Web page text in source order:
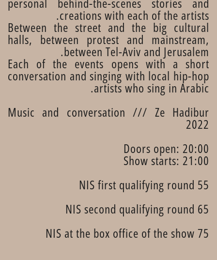
creations with each of the artists.
Between the street and the big cultural
halls, between protest and mainstream,
between Tel-Aviv and Jerusalem.
Each of the events opens with a short
conversation and singing with local hip-hop
artists who sing in Arabic.
Music and conversation /// Ze Hadibur
2022
Doors open: 20:00
Show starts: 21:00
55 NIS first qualifying round
65 NIS second qualifying round
75 NIS at the box office of the show